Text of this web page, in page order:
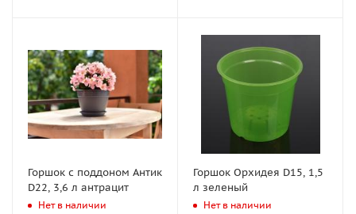
Горшок с поддоном Антик
D22, 3,6 л антрацит
Нет в наличии
Горшок Орхидея D15, 1,5
л зеленый
Нет в наличии